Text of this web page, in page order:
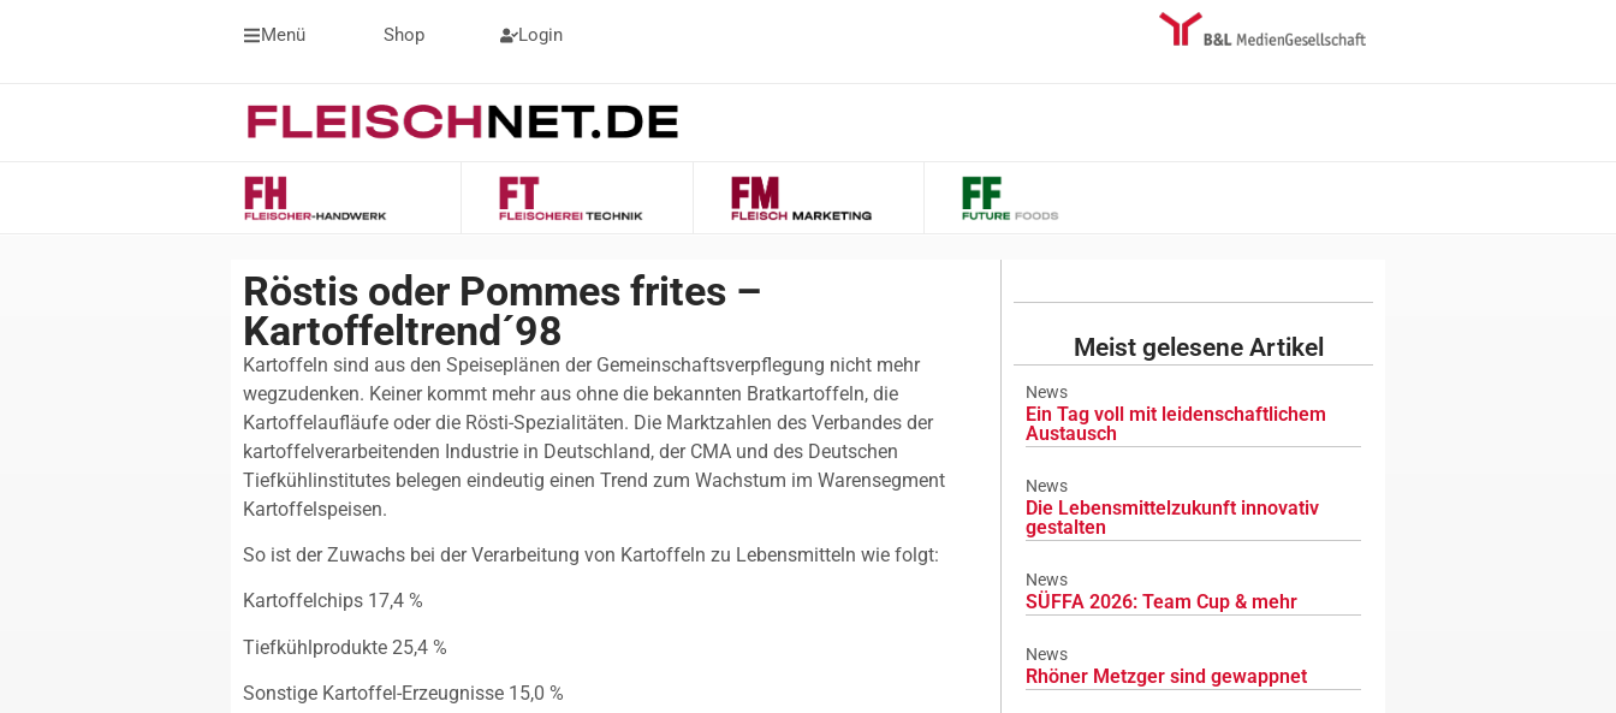
Menü Shop Login
Röstis oder Pommes frites –
Kartoffeltrend´98
Kartoffeln sind aus den Speiseplänen der Gemeinschaftsverpflegung nicht mehr
wegzudenken. Keiner kommt mehr aus ohne die bekannten Bratkartoffeln, die
Kartoffelaufläufe oder die Rösti-Spezialitäten. Die Marktzahlen des Verbandes der
kartoffelverarbeitenden Industrie in Deutschland, der CMA und des Deutschen
Tiefkühlinstitutes belegen eindeutig einen Trend zum Wachstum im Warensegment
Kartoffelspeisen.
So ist der Zuwachs bei der Verarbeitung von Kartoffeln zu Lebensmitteln wie folgt:
Kartoffelchips 17,4 %
Tiefkühlprodukte 25,4 %
Sonstige Kartoffel-Erzeugnisse 15,0 %
Meist gelesene Artikel
News
Ein Tag voll mit leidenschaftlichem
Austausch
News
Die Lebensmittelzukunft innovativ
gestalten
News
SÜFFA 2026: Team Cup & mehr
News
Rhöner Metzger sind gewappnet